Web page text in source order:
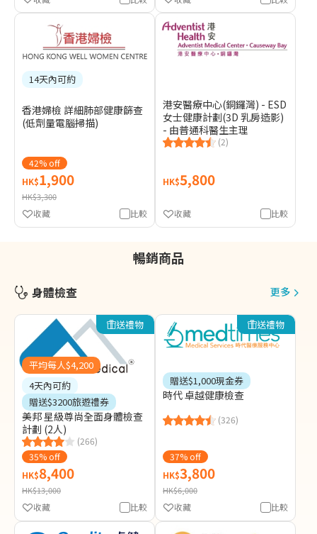
14天內可約
香港婦檢 詳細肺部健康篩查
(低劑量電腦掃描)
42% off
HK$1,900
HK$3,300
比較
收藏
港安醫療中心(銅鑼灣) - ESD
女士健康計劃(3D 乳房造影)
- 由普通科醫生主理
(2)
HK$5,800
比較
收藏
暢銷商品
身體檢查 更多
送禮物
平均每人$4,200
4天內可約
贈送$3200旅遊禮券
美邦 星級尊尚全面身體檢查
計劃 (2人)
(266)
35% off
HK$8,400
HK$13,000
比較
收藏
送禮物
贈送$1,000現金券
時代 卓越健康檢查
(326)
37% off
HK$3,800
HK$6,000
比較
收藏